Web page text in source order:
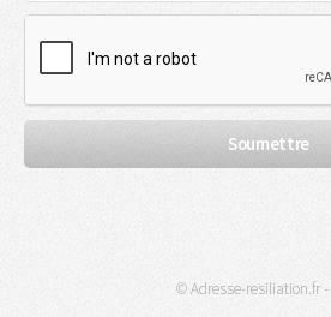
© Adresse-resiliation.fr -